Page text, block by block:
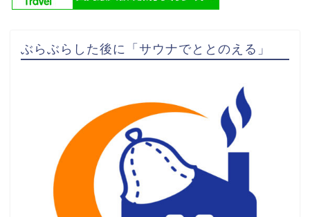
ぶらぶらした後に「サウナでととのえる」